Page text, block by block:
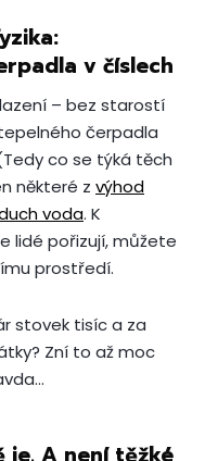
v číslech
– bez starostí
čerpadla
co se týká těch
některé z výhod
voda. K
lidé pořizují, můžete
prostředí.
stovek tisíc a za
Zní to až moc